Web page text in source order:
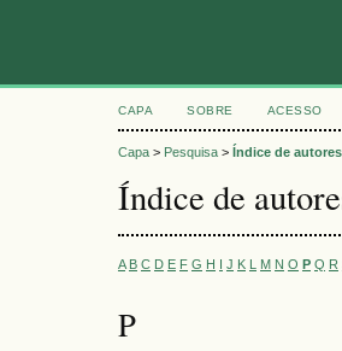
CAPA SOBRE ACESSO
Capa > Pesquisa > Índice de autores
Índice de
A B C D E F G H I J K L M N O P Q R
P